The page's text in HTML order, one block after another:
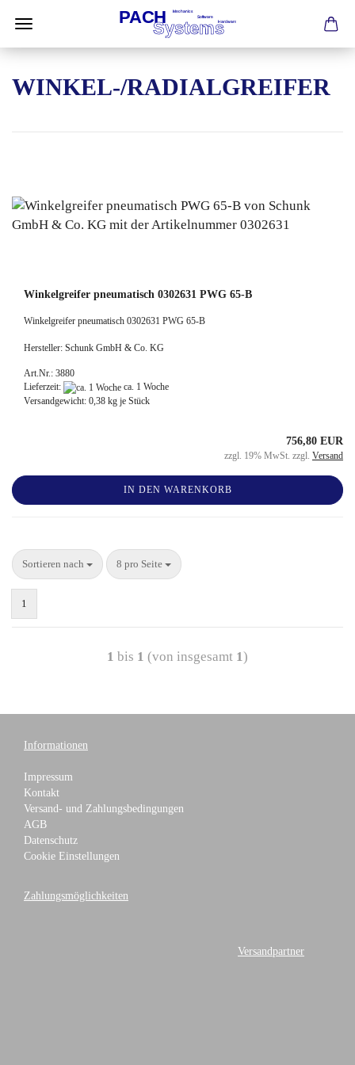
WINKEL-/RADIALGREIFER
Winkelgreifer pneumatisch 0302631 PWG 65-B
Winkelgreifer pneumatisch 0302631 PWG 65-B
Hersteller: Schunk GmbH & Co. KG
Art.Nr.: 3880
Lieferzeit:
ca. 1 Woche
Versandgewicht: 0,38 kg je Stück
756,80 EUR
zzgl. 19% MwSt. zzgl. Versand
IN DEN WARENKORB
Sortieren nach 8 pro Seite
1
1 bis 1 (von insgesamt 1)
Informationen
Impressum
Kontakt
Versand- und Zahlungsbedingungen
AGB
Datenschutz
Cookie Einstellungen
Zahlungsmöglichkeiten
Versandpartner